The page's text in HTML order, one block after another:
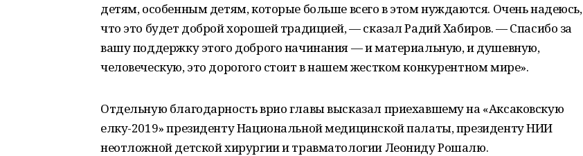
детям, особенным детям, которые больше всего в этом нуждаются. Очень надеюсь,
что это будет доброй хорошей традицией, — сказал Радий Хабиров. — Спасибо за
вашу поддержку этого доброго начинания — и материальную, и душевную,
человеческую, это дорогого стоит в нашем жестком конкурентном мире».
Отдельную благодарность врио главы высказал приехавшему на «Аксаковскую
елку-2019» президенту Национальной медицинской палаты, президенту НИИ
неотложной детской хирургии и травматологии Леониду Рошалю.